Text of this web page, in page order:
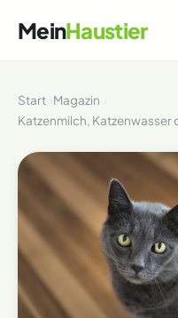
MeinHaustier
Start Magazin
Katzenmilch,